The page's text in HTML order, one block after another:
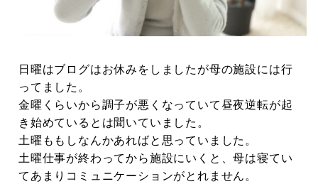
日曜はブログはお休みをしましたが母の施設には行
ってました。
金曜くらいから調子が悪くなっていて昼夜逆転が起
き始めているとは聞いていました。
土曜ももしなんかあればと思っていました。
土曜仕事が終わってから施設にいくと、母は寝てい
てあまりコミュニケーションがとれません。